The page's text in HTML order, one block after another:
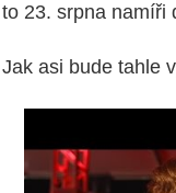
to 23. srpna namíři
Jak asi bude tahle